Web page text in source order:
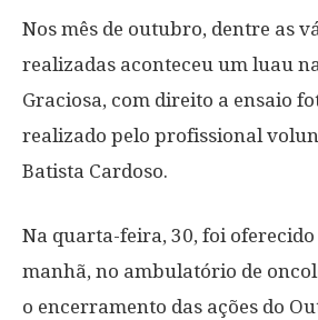
Nos mês de outubro, dentre as
realizadas aconteceu um luau
Graciosa, com direito a ensaio
realizado pelo profissional
Batista Cardoso.
Na quarta-feira, 30, foi oferecido
manhã, no ambulatório de
o encerramento das ações do